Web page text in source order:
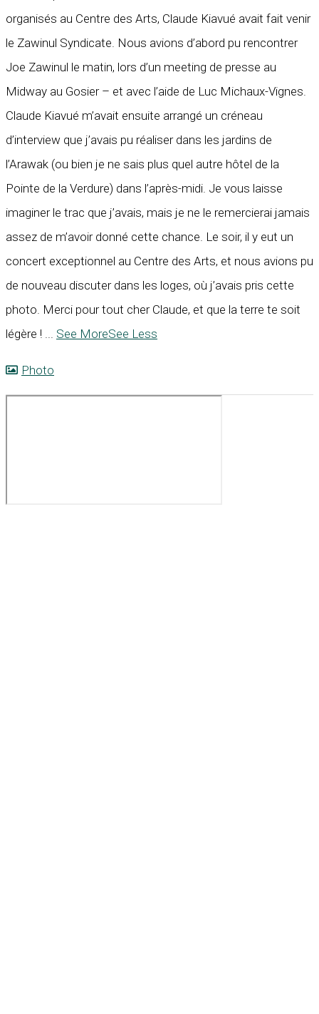
organisés au Centre des Arts, Claude Kiavué avait fait venir
le Zawinul Syndicate. Nous avions d’abord pu rencontrer
Joe Zawinul le matin, lors d’un meeting de presse au
Midway au Gosier – et avec l’aide de Luc Michaux-Vignes.
Claude Kiavué m’avait ensuite arrangé un créneau
d’interview que j’avais pu réaliser dans les jardins de
l’Arawak (ou bien je ne sais plus quel autre hôtel de la
Pointe de la Verdure) dans l’après-midi. Je vous laisse
imaginer le trac que j’avais, mais je ne le remercierai jamais
assez de m’avoir donné cette chance. Le soir, il y eut un
concert exceptionnel au Centre des Arts, et nous avions pu
de nouveau discuter dans les loges, où j’avais pris cette
photo. Merci pour tout cher Claude, et que la terre te soit
légère ! ... See MoreSee Less
Photo